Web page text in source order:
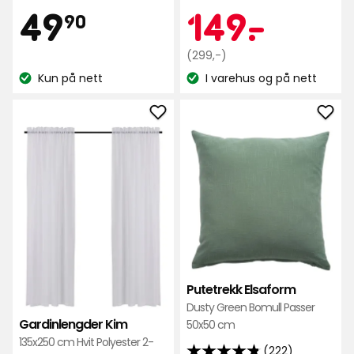
5
stjerner,
på
Pris
4990
kr
Lagerbalanse:
Kun på nett
149-
.
kr
Opprinnelig
pris
299
(299,-)
Lagerbalanse:
I varehus og på nett
Gardinlengder Kim
135x250 cm Hvit Polyester 2-
Legg
til
Gardinlengder
favoritter
Putetrekk Elsaform
Dusty Green Bomull Passer
50x50 cm
(222)
til